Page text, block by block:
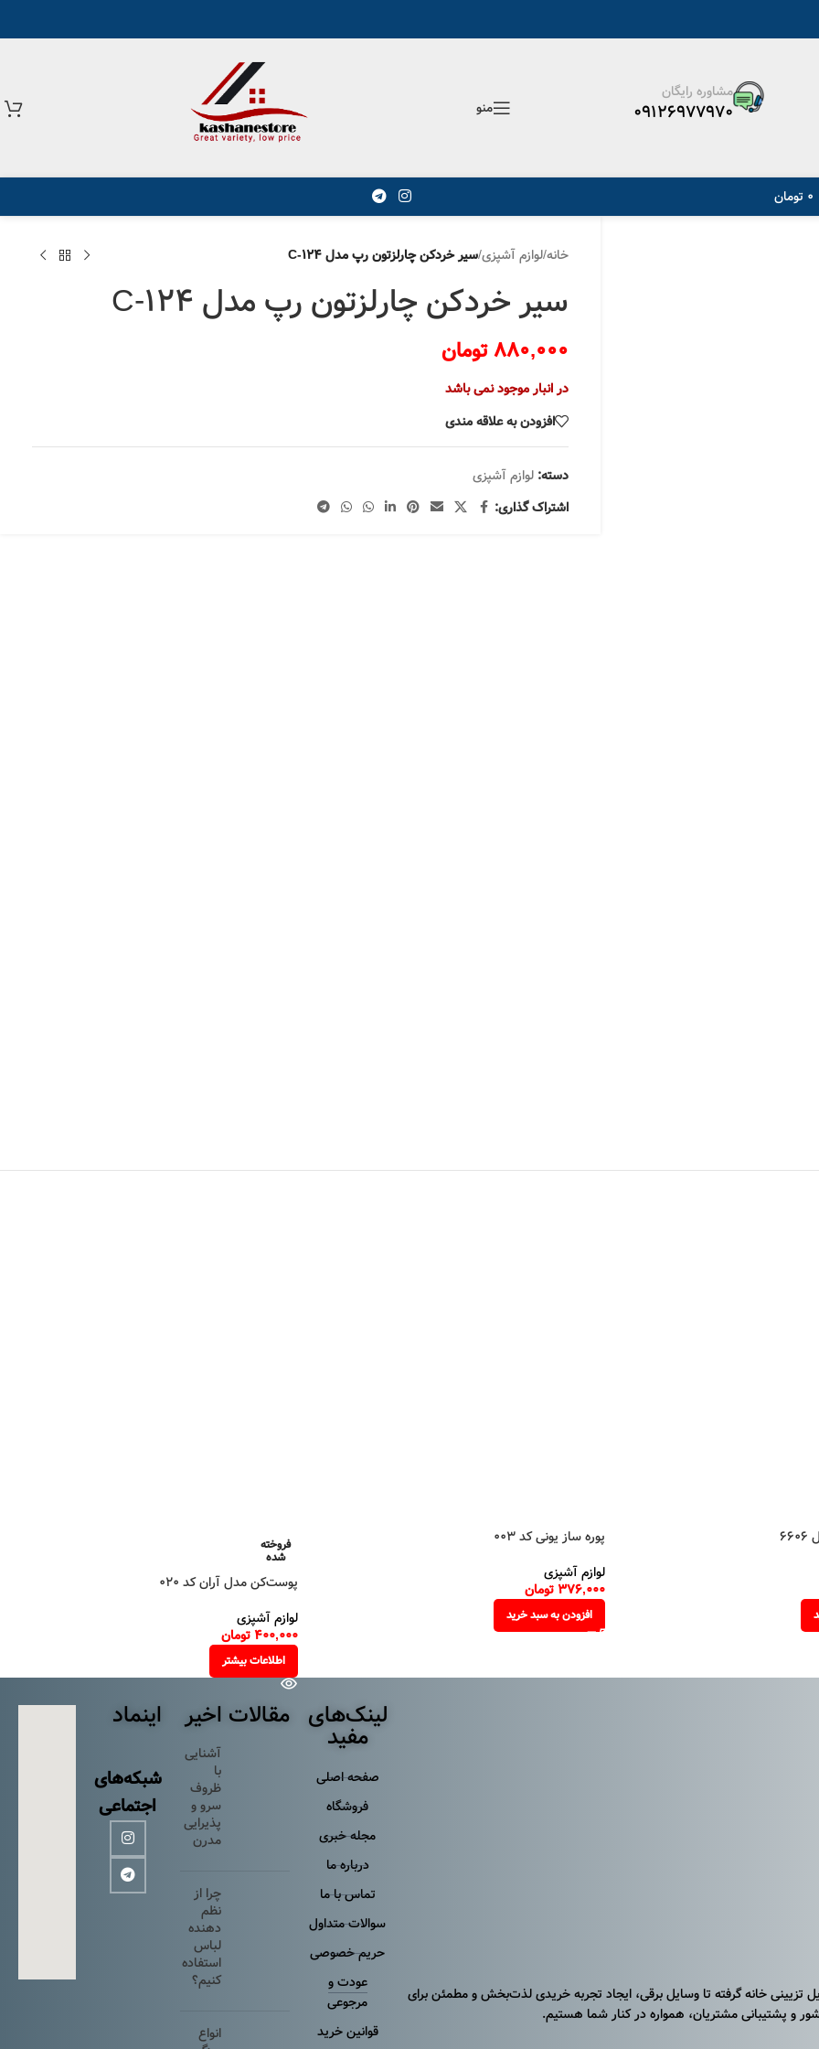
مشاوره رایگان
09126977970 منو
0 تومان
خانه/لوازم آشپزی/سیر خردکن چارلزتون رپ مدل C-124
سیر خردکن چارلزتون رپ مدل C-124
880,000تومان
در انبار موجود نمی باشد
افزودن به علاقه مندی
دسته: لوازم آشپزی
اشتراک گذاری:
پوره ساز یونی کد 003
لوازم آشپزی
376,000تومان
افزودن به سبد خرید
فروخته
شده
پوست‌کن مدل آران کد 020
لوازم آشپزی
400,000تومان
اطلاعات بیشتر
تزیینی خانه گرفته تا وسایل برقی، ایجاد تجربه خریدی لذت‌بخش و مطمئن برای
و پشتیبانی مشتریان، همواره در کنار شما هستیم.
لینک‌های
مفید
صفحه اصلی
فروشگاه
مجله خبری
درباره ما
تماس با ما
سوالات متداول
حریم خصوصی
عودت و
مرجوعی
قوانین خرید
مقالات اخیر
آشنایی
با
ظروف
سرو و
پذیرایی
مدرن
چرا از
نظم
دهنده
لباس
استفاده
کنیم؟
انواع
اینماد
شبکه‌های
اجتماعی